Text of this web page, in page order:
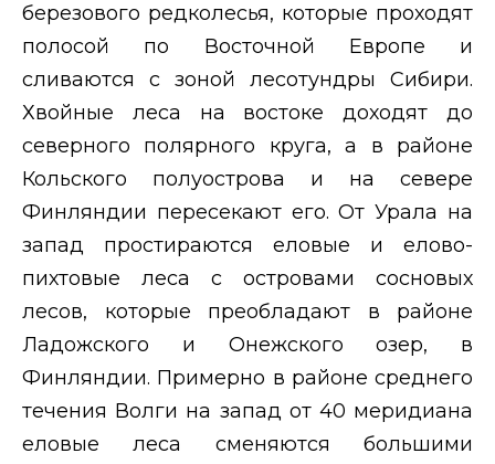
березового редколесья, которые проходят
полосой по Восточной Европе и
сливаются с зоной лесотундры Сибири.
Хвойные леса на востоке доходят до
северного полярного круга, а в районе
Кольского полуострова и на севере
Финляндии пересекают его. От Урала на
запад простираются еловые и елово-
пихтовые леса с островами сосновых
лесов, которые преобладают в районе
Ладожского и Онежского озер, в
Финляндии. Примерно в районе среднего
течения Волги на запад от 40 меридиана
еловые леса сменяются большими